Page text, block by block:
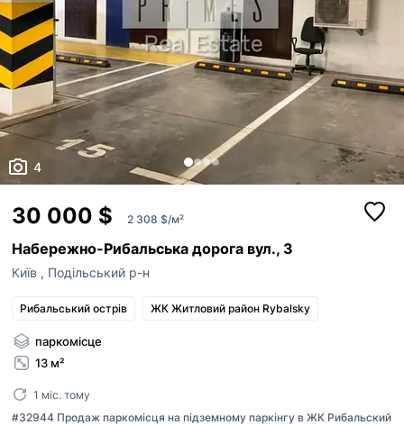
4
30 000 $ 2 308 $/м²
Набережно-Рибальська дорога вул., 3
Київ , Подільський р-н
Рибальський острів ЖК Житловий район Rybalsky
паркомісце
13 м²
1 міс. тому
#32944 Продаж паркомісця на підземному паркінгу в ЖК Рибальский